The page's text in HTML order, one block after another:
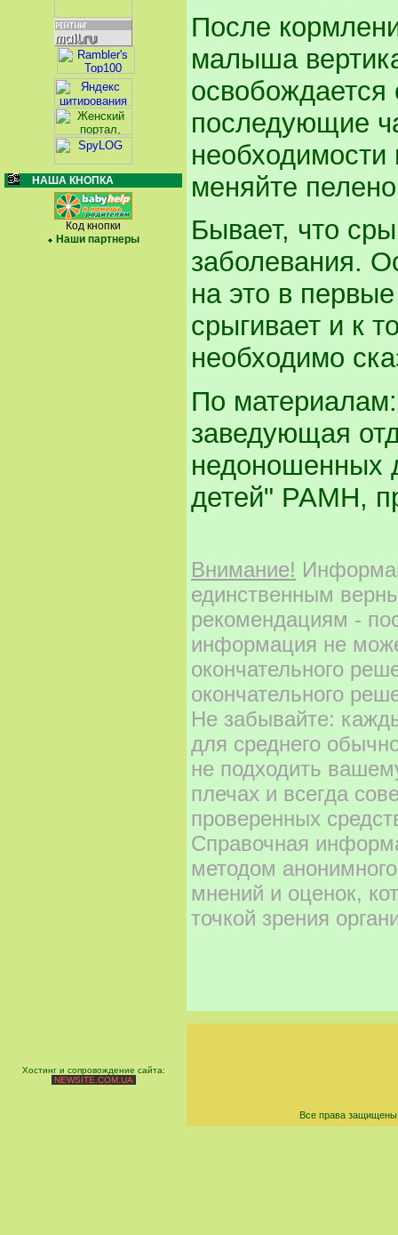
НАША КНОПКА
Код кнопки
Наши партнеры
После
малыша
освобождается
последующие
меняйте
Бывает, что
заболевания.
на это в
срыгивает и к
необходимо
По
заведующая
недоношенных
детей" РАМН,
Внимание!
единственным
рекомендациям -
информация не
окончательного
окончательного
Не забывайте:
для среднего
не подходить
плечах и всегда
проверенных
Справочная
методом
мнений и оценок,
точкой зрения
Хостинг и сопровождение сайта:
NEWSITE.COM.UA
Все права